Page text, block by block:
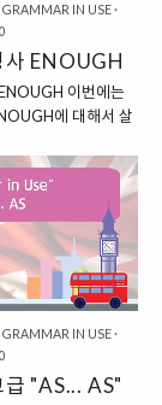
요하지요. 우리말
이 바뀌어도 그 의
지만, 영어의 경우
게 되면, 그 의미를
고 이야기를 했었
순에 대해서 살펴
요. # 영어의 문장
사 + 목적어"의 경우
영어의 대부분의
동사 + 목적어"로 이
..
GRAMMAR IN USE·
ENOUGH
이번에는
에 대해서 살
양한 형태로 사용
로 사용되기도 하
되기도 하고, 부사
는 표현이지요. 그
사실, 특정한 품사로
는 것은 피곤한 일
것입니다. 그래서
서는 어떻게 쓰이
한 의미로 쓰이는
보는 것이 더 좋지
GRAMMAR IN USE·
"AS... AS"